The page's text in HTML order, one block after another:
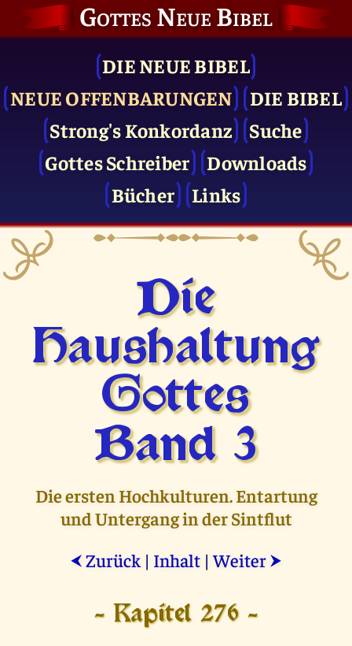
Gottes Neue Bibel
DIE NEUE BIBEL
NEUE OFFENBARUNGEN
DIE BIBEL
Strong's Konkordanz
Suche
Gottes Schreiber
Downloads
Bücher
Links
Die
Haushaltung
Gottes
Band 3
Die ersten Hochkulturen. Entartung
und Untergang in der Sintflut
⮜ Zurück | Inhalt |Weiter ⮞
- Kapitel 276 -